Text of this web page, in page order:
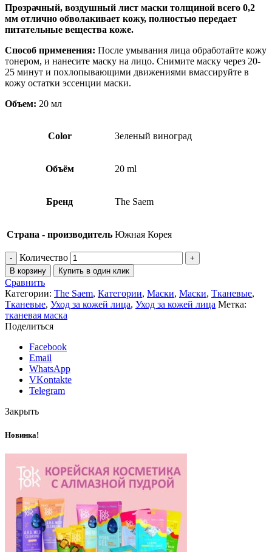
Прозрачный, воздушный лист маски толщиной всего 0,2
мм отлично обволакивает кожу, полностью передает
питательные вещества коже.
Способ применения: После умывания лица обработайте кожу
тонером, и нанесите маску на лицо. Снимите маску через 20-
25 минут и похлопывающими движениями вмассируйте в
кожу остатки эссенции маски.
Объем: 20 мл
Color Зеленый виноград
Объём 20 ml
Бренд The Saem
Страна - производитель Южная Корея
Количество
В корзину Купить в один клик
Сравнить
Категории: The Saem, Категории, Маски, Маски, Тканевые,
Тканевые, Уход за кожей лица, Уход за кожей лица Метка:
тканевая маска
Поделиться
Facebook
Email
WhatsApp
VKontakte
Telegram
Закрыть
Новинка!